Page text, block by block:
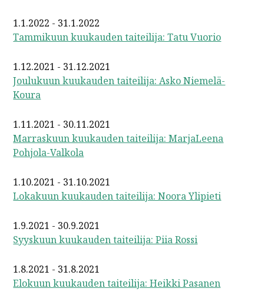
1.1.2022 - 31.1.2022
Tammikuun kuukauden taiteilija: Tatu Vuorio
1.12.2021 - 31.12.2021
Joulukuun kuukauden taiteilija: Asko Niemelä-
Koura
1.11.2021 - 30.11.2021
Marraskuun kuukauden taiteilija: MarjaLeena
Pohjola-Valkola
1.10.2021 - 31.10.2021
Lokakuun kuukauden taiteilija: Noora Ylipieti
1.9.2021 - 30.9.2021
Syyskuun kuukauden taiteilija: Piia Rossi
1.8.2021 - 31.8.2021
Elokuun kuukauden taiteilija: Heikki Pasanen